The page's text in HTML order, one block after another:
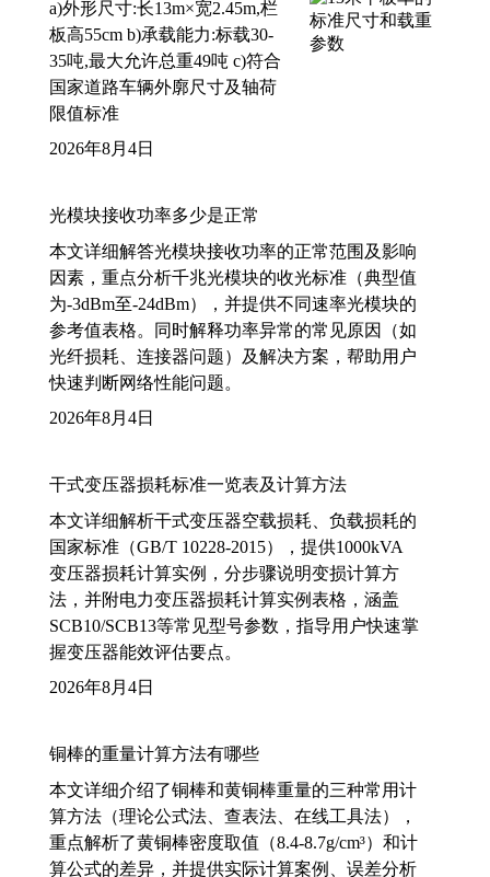
a)外形尺寸:长13m×宽2.45m,栏
板高55cm b)承载能力:标载30-
35吨,最大允许总重49吨 c)符合
国家道路车辆外廓尺寸及轴荷
限值标准
2026年8月4日
光模块接收功率多少是正常
本文详细解答光模块接收功率的正常范围及影响
因素，重点分析千兆光模块的收光标准（典型值
为-3dBm至-24dBm），并提供不同速率光模块的
参考值表格。同时解释功率异常的常见原因（如
光纤损耗、连接器问题）及解决方案，帮助用户
快速判断网络性能问题。
2026年8月4日
干式变压器损耗标准一览表及计算方法
本文详细解析干式变压器空载损耗、负载损耗的
国家标准（GB/T 10228-2015），提供1000kVA
变压器损耗计算实例，分步骤说明变损计算方
法，并附电力变压器损耗计算实例表格，涵盖
SCB10/SCB13等常见型号参数，指导用户快速掌
握变压器能效评估要点。
2026年8月4日
铜棒的重量计算方法有哪些
本文详细介绍了铜棒和黄铜棒重量的三种常用计
算方法（理论公式法、查表法、在线工具法），
重点解析了黄铜棒密度取值（8.4-8.7g/cm³）和计
算公式的差异，并提供实际计算案例、误差分析